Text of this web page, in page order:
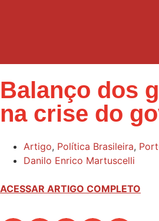
Balanço dos
na crise do
Artigo, Política Brasileira,
Danilo Enrico Martuscelli
ACESSAR ARTIGO COMPLETO